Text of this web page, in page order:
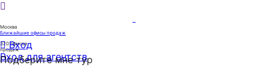
Москва
Ближайшие офисы продаж
320офисов
продаж
Вход
Вход для агентств
Подберите мне тур